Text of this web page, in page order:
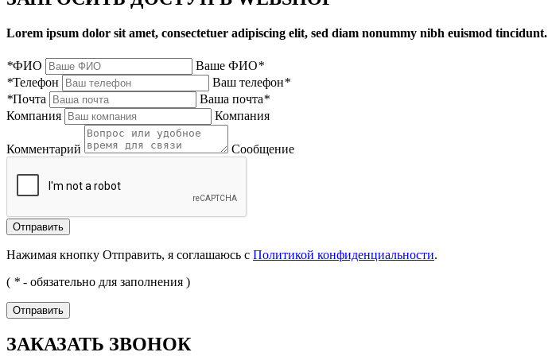
Lorem ipsum dolor sit amet, consectetuer adipiscing elit, sed diam nonummy nibh euismod tincidunt.
*ФИО Ваше ФИО*
*Телефон Ваш телефон*
*Почта Ваша почта*
Компания
Компания
Комментарий Сообщение
Нажимая кнопку Отправить, я соглашаюсь с Политикой конфиденциальности.
( * - обязательно для заполнения )
ЗАКАЗАТЬ ЗВОНОК